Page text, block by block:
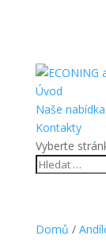
Úvod
Naše nabídka
Kontakty
Vyberte
Domů /